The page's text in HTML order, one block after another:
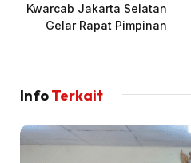
Kwarcab Jakarta Selatan
Gelar Rapat Pimpinan
InfoTerkait